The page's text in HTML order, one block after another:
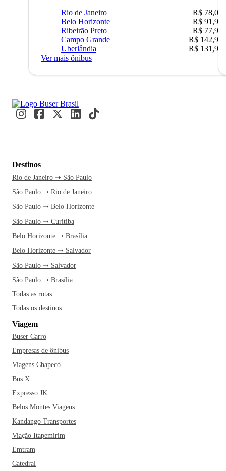
Rio de Janeiro
R$ 78,02
Belo Horizonte
R$ 91,90
Ribeirão Preto
R$ 77,90
Campo Grande
R$ 142,90
Uberlândia
R$ 131,90
Ver mais ônibus
Destinos
Rio de Janeiro ➝ São Paulo
São Paulo ➝ Rio de Janeiro
São Paulo ➝ Belo Horizonte
São Paulo ➝ Curitiba
Belo Horizonte ➝ Brasília
Belo Horizonte ➝ Salvador
São Paulo ➝ Salvador
São Paulo ➝ Brasília
Todas as rotas
Todas os destinos
Viagem
Buser Carro
Empresas de ônibus
Viagens Chapecó
Bus X
Expresso JK
Belos Montes Viagens
Kandango Transportes
Viação Itapemirim
Emtram
Catedral